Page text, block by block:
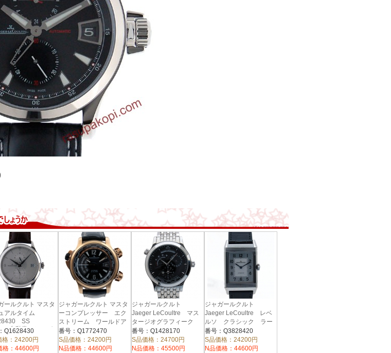
ールクルト マスタ
アルタイム
SS
自動巻 シルバ
Q1628430
格：24200円
格：44600円
ジャガールクルト マスタ
ーコンプレッサー エク
ストリーム ワールドア
ラーム Q1772470
番号：Q1772470
S品価格：24200円
N品価格：44600円
ジャガールクルト
Jaeger LeCoultre マス
タージオグラフィーク
Q1428170 ブラック
38mm
番号：Q1428170
S品価格：24700円
N品価格：45500円
ジャガールクルト
Jaeger LeCoultre レベ
ルソ クラシック ラー
ジ Q3828420
番号：Q3828420
S品価格：24200円
N品価格：44600円